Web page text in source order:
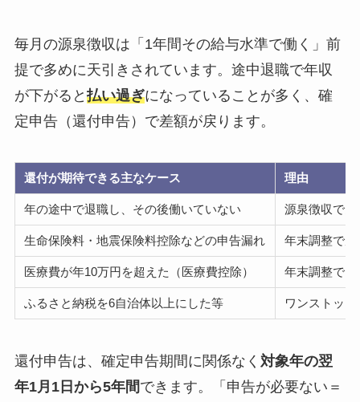
毎月の源泉徴収は「1年間その給与水準で働く」前
提で多めに天引きされています。途中退職で年収
が下がると 払い過ぎになっていることが多く、確
定申告（還付申告）で差額が戻ります。
還付が期待できる主なケース 理由
年の途中で退職し、その後働いていない 源泉徴収で
生命保険料・地震保険料控除などの申告漏れ 年末調整で
医療費が年10万円を超えた（医療費控除） 年末調整で
ふるさと納税を6自治体以上にした等 ワンストッ
還付申告は、確定申告期間に関係なく 対象年の翌
年1月1日から5年間できます。「申告が必要ない＝